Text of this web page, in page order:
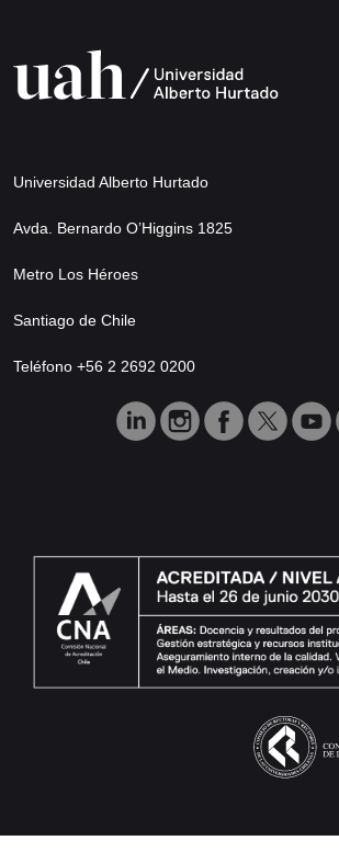
Universidad Alberto Hurtado
Avda. Bernardo O’Higgins 1825
Metro Los Héroes
Santiago de Chile
Teléfono +56 2 2692 0200